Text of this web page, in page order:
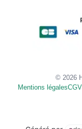
© 2026
Mentions légalesCGV